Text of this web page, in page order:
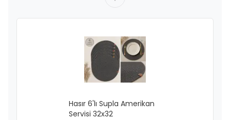
Hasır 6'lı Supla Amerikan
Servisi 32x32